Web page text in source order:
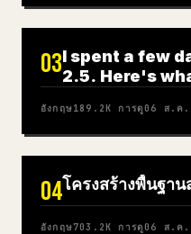
03I spent a few
2.5. Here's
อังกฤษ189.2K การดู06 ส.ค.
04โครงสร้างพื้นฐา
อังกฤษ703.2K การดู06 ส.ค.